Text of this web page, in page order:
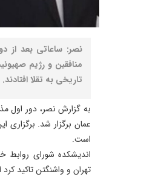
نصر: ساعاتی بعد از
منافقین و رژیم
تاریخی به تقلا افتادند.
عمان برگزار شد.
است.
اندیشکده شورای روابط
تهران و واشنگتن تاکید